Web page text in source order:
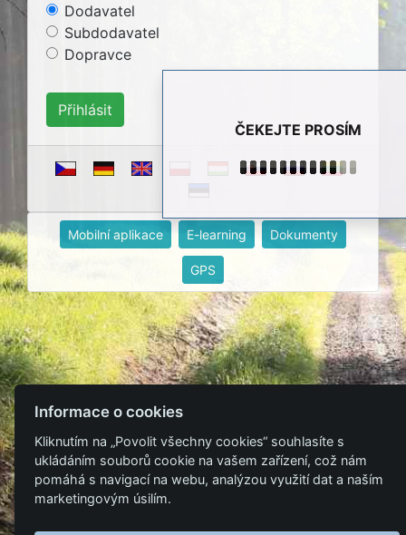
ČEKEJTE PROSÍM
Dodavatel
Subdodavatel
Dopravce
Mobilní aplikace E-learning Dokumenty
GPS
Informace o cookies
Kliknutím na „Povolit všechny cookies“ souhlasíte s
ukládáním souborů cookie na vašem zařízení, což nám
pomáhá s navigací na webu, analýzou využití dat a naším
marketingovým úsilím.